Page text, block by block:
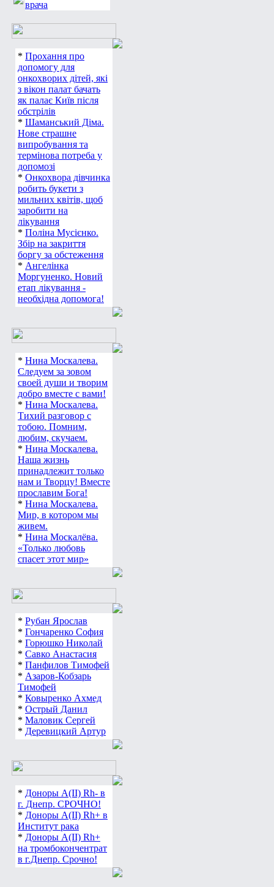
* Прохання про
допомогу для
онкохворих дітей, які
з вікон палат бачать
як палає Київ після
обстрілів
* Шаманський Діма.
Нове страшне
випробування та
термінова потреба у
допомозі
* Онкохвора дівчинка
робить букети з
мильних квітів, щоб
заробити на
лікування
* Поліна Мусієнко.
Збір на закриття
боргу за обстеження
* Ангелінка
Моргуненко. Новий
етап лікування -
необхідна допомога!
* Нина Москалева.
Следуем за зовом
своей души и творим
добро вместе с вами!
* Нина Москалева.
Тихий разговор с
тобою. Помним,
любим, скучаем.
* Нина Москалева.
Наша жизнь
принадлежит только
нам и Творцу! Вместе
прославим Бога!
* Нина Москалева.
Мир, в котором мы
живем.
* Нина Москалёва.
«Только любовь
спасет этот мир»
* Рубан Ярослав
* Гончаренко София
* Горюшко Николай
* Савко Анастасия
* Панфилов Тимофей
* Азаров-Кобзарь
Тимофей
* Ковыренко Ахмед
* Острый Данил
* Маловик Сергей
* Деревицкий Артур
* Доноры А(ІІ) Rh- в
г. Днепр. СРОЧНО!
* Доноры А(ІІ) Rh+ в
Институт рака
* Доноры А(ІІ) Rh+
на тромбокончентрат
в г.Днепр. Срочно!